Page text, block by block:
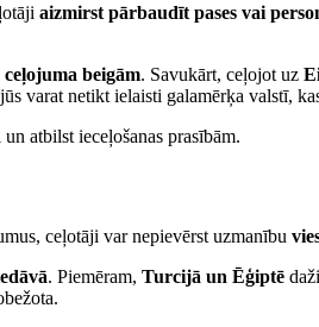
aizmirst pārbaudīt pases vai
ceļojuma beigām. Savukārt, ceļojot uz
varat netikt ielaisti galamērķa valstī,
atbilst ieceļošanas prasībām.
ceļotāji var nepievērst uzmanību
. Piemēram, Turcijā un Ēģiptē